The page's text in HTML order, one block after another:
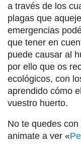
a través de los
plagas que
emergencias
que tener en
puede causar al
por ello que os
ecológicos, con
aprendido cómo
vuestro huerto.
No te quedes
animate a ver «